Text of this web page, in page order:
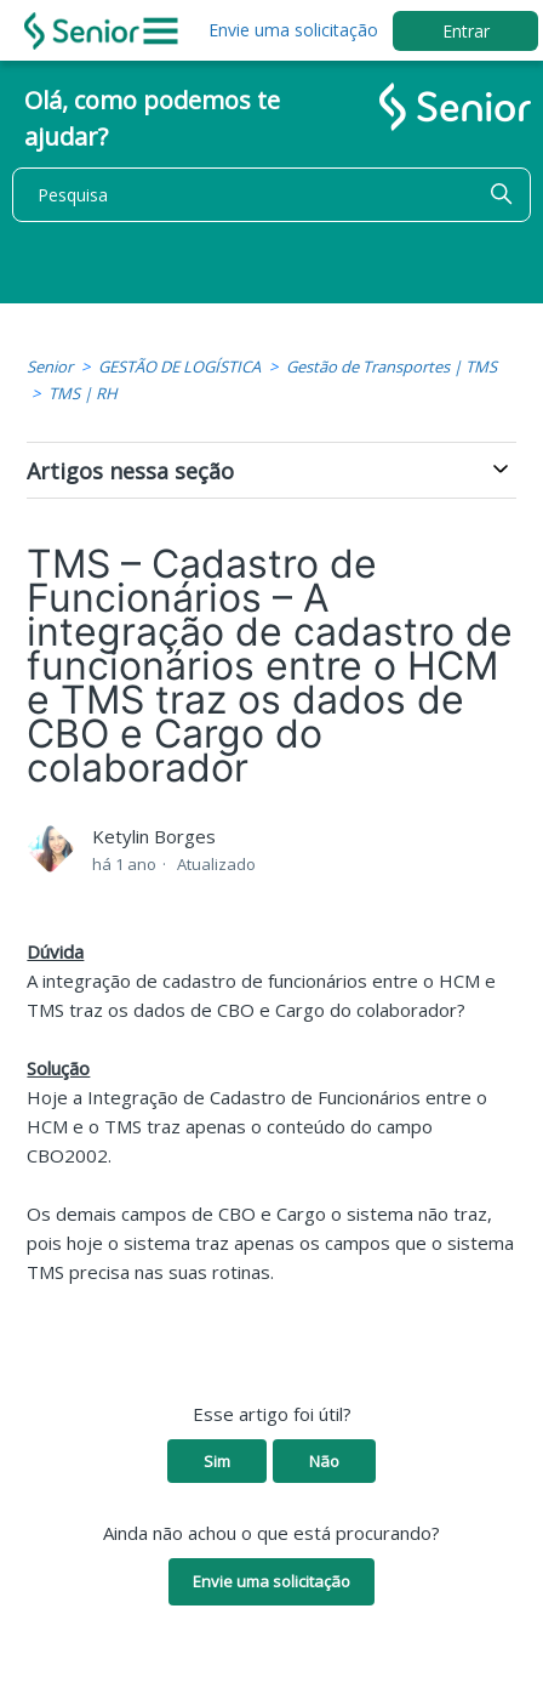
Envie uma solicitação Entrar
Olá, como podemos te
ajudar?
Senior GESTÃO DE LOGÍSTICA
Gestão de Transportes | TMS
TMS | RH
Artigos nessa seção
TMS – Cadastro de
Funcionários – A
integração de cadastro de
funcionários entre o HCM
e TMS traz os dados de
CBO e Cargo do
colaborador
Ketylin Borges
há 1 ano Atualizado
Dúvida
A integração de cadastro de funcionários entre o HCM e
TMS traz os dados de CBO e Cargo do colaborador?
Solução
Hoje a Integração de Cadastro de Funcionários entre o
HCM e o TMS traz apenas o conteúdo do campo
CBO2002.
Os demais campos de CBO e Cargo o sistema não traz,
pois hoje o sistema traz apenas os campos que o sistema
TMS precisa nas suas rotinas.
Esse artigo foi útil?
Sim Não
Ainda não achou o que está procurando?
Envie uma solicitação